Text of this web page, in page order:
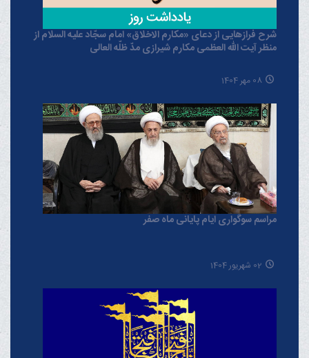
شرح فرازهایی از دعای «مکارم الاخلاق» امام سجّاد علیه السلام از
منظر آیت الله العظمی مکارم شیرازی مدّ ظلّه العالی
08 مهر 1404
مراسم سوگواری ایام پایانی ماه صفر
02 شهریور 1404